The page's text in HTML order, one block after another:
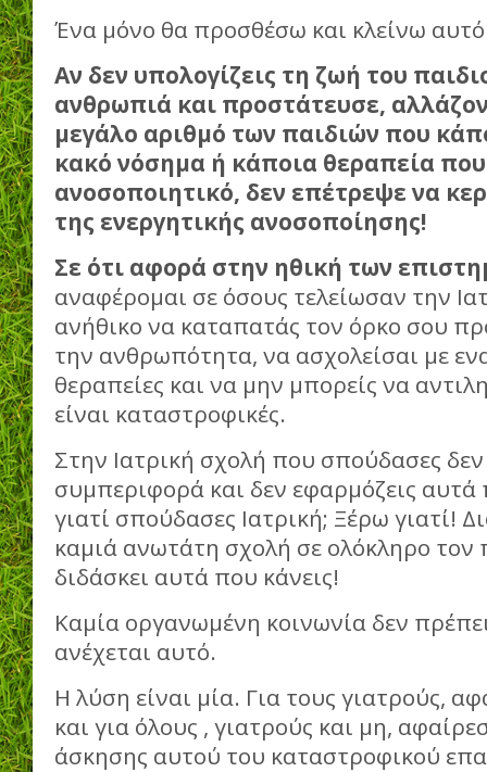
Ένα μόνο θα προσθέσω και κλείνω αυτό
Αν δεν υπολογίζεις τη ζωή του
ανθρωπιά και προστάτευσε,
μεγάλο αριθμό των παιδιών που
κακό νόσημα ή κάποια θεραπεία
ανοσοποιητικό, δεν επέτρεψε να
της ενεργητικής ανοσοποίησης!
Σε ότι αφορά στην ηθική των
αναφέρομαι σε όσους τελείωσαν την
ανήθικο να καταπατάς τον όρκο σου
την ανθρωπότητα, να ασχολείσαι με
θεραπείες και να μην μπορείς να
είναι καταστροφικές.
Στην Ιατρική σχολή που σπούδασες δεν
συμπεριφορά και δεν εφαρμόζεις αυτά
γιατί σπούδασες Ιατρική; Ξέρω γιατί!
καμιά ανωτάτη σχολή σε ολόκληρο
διδάσκει αυτά που κάνεις!
Καμία οργανωμένη κοινωνία δεν
ανέχεται αυτό.
Η λύση είναι μία. Για τους γιατρούς,
και για όλους , γιατρούς και μη,
άσκησης αυτού του καταστροφικού